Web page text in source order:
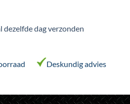
gekozen
de
productpagina
dezelfde dag verzonden
Deskundig advies